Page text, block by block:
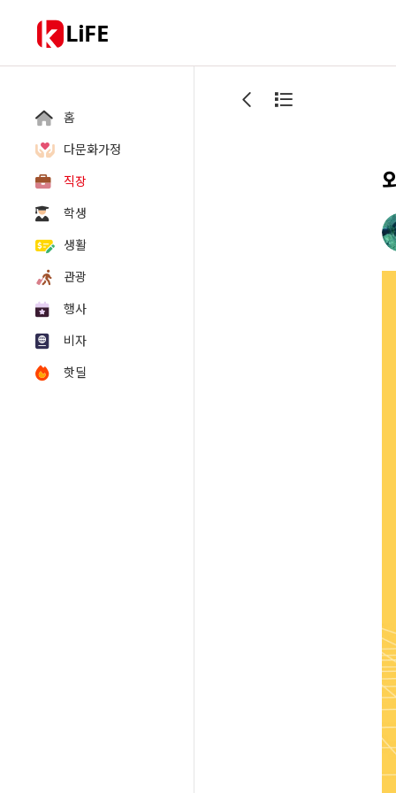
LiFE
홈
다문화가정
직장
학생
생활
관광
행사
비자
핫딜